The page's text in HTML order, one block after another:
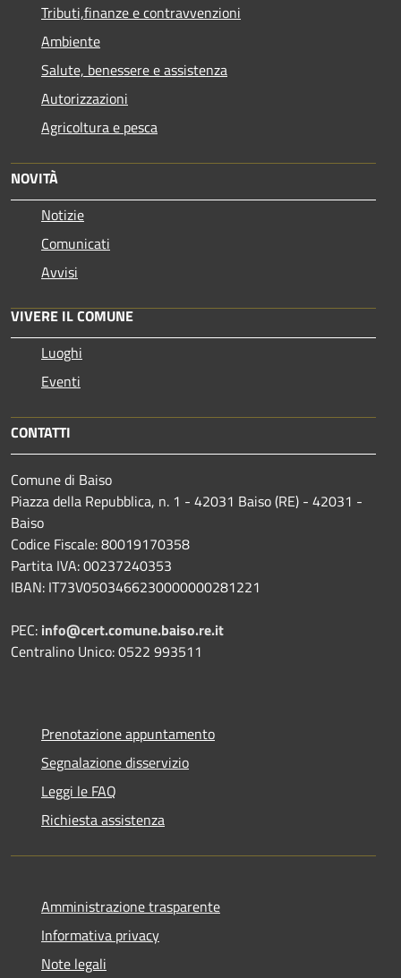
Tributi,finanze e contravvenzioni
Ambiente
Salute, benessere e assistenza
Autorizzazioni
Agricoltura e pesca
NOVITÀ
Notizie
Comunicati
Avvisi
VIVERE IL COMUNE
Luoghi
Eventi
CONTATTI
Comune di Baiso
Piazza della Repubblica, n. 1 - 42031 Baiso (RE) - 42031 -
Baiso
Codice Fiscale: 80019170358
Partita IVA: 00237240353
IBAN: IT73V0503466230000000281221
PEC: info@cert.comune.baiso.re.it
Centralino Unico: 0522 993511
Prenotazione appuntamento
Segnalazione disservizio
Leggi le FAQ
Richiesta assistenza
Amministrazione trasparente
Informativa privacy
Note legali